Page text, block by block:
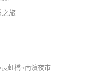
之旅
虹橋→南濱夜市